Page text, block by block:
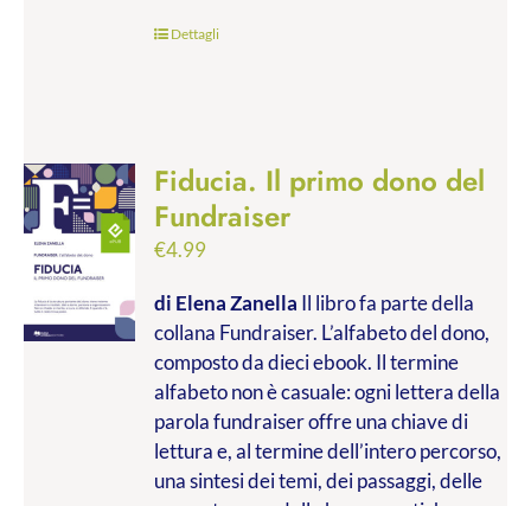
Dettagli
Fiducia. Il primo dono del
Fundraiser
€4.99
di Elena Zanella Il libro fa parte della
collana Fundraiser. L’alfabeto del dono,
composto da dieci ebook. Il termine
alfabeto non è casuale: ogni lettera della
parola fundraiser offre una chiave di
lettura e, al termine dell’intero percorso,
una sintesi dei temi, dei passaggi, delle